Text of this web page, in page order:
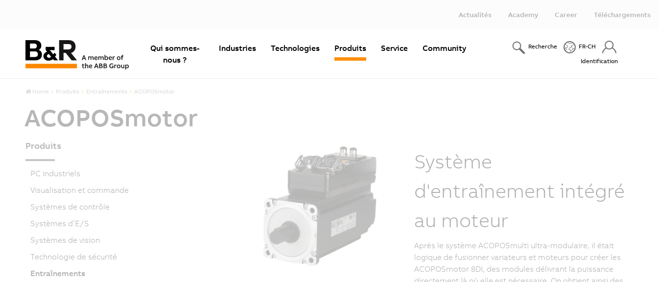
Actualités Academy Career Téléchargements
Qui sommes-
nous ?
Industries Technologies Produits Service Community Recherche FR-CH
Identification
Home Produits Entraînements ACOPOSmotor
ACOPOSmotor
Système
d'entraînement intégré
au moteur
Après le système ACOPOSmulti ultra-modulaire, il était
logique de fusionner variateurs et moteurs pour créer les
ACOPOSmotor 8DI, des modules délivrant la puissance
Produits
PC industriels
Visualisation et commande
Systèmes de contrôle
Systèmes d’E/S
Systèmes de vision
Technologie de sécurité
Entraînements